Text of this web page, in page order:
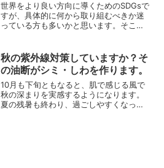
世界をより良い方向に導くためのSDGsで
すが、具体的に何から取り組むべきか迷
っている方も多いかと思います。そこで
いてご紹介します。
秋の紫外線対策していますか？そ
の油断がシミ・しわを作ります。
10月も下旬ともなると、肌で感じる風で
秋の深まりを実感するようになります。
夏の残暑も終わり、過ごしやすくなった